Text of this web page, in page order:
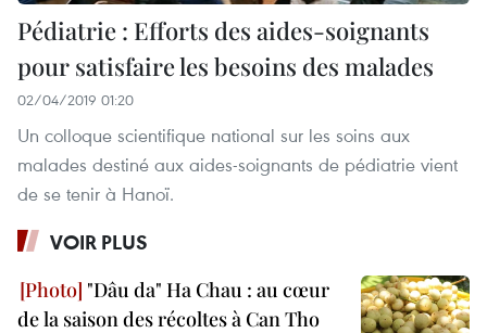
Pédiatrie : Efforts des aides-soignants
pour satisfaire les besoins des malades
02/04/2019 01:20
Un colloque scientifique national sur les soins aux
malades destiné aux aides-soignants de pédiatrie vient
de se tenir à Hanoï.
VOIR PLUS
"Dâu da" Ha Chau : au cœur
de la saison des récoltes à Can Tho